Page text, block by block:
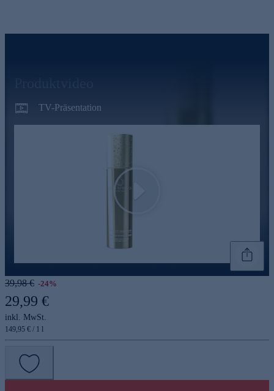
TV-Präsentation
39,98 € -24%
29,99 €
inkl. MwSt.
149,95 € / 1 l